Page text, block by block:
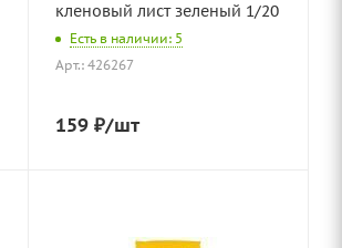
кленовый лист зеленый 1/20
Есть в наличии: 5
Арт.: 426267
159 ₽/шт